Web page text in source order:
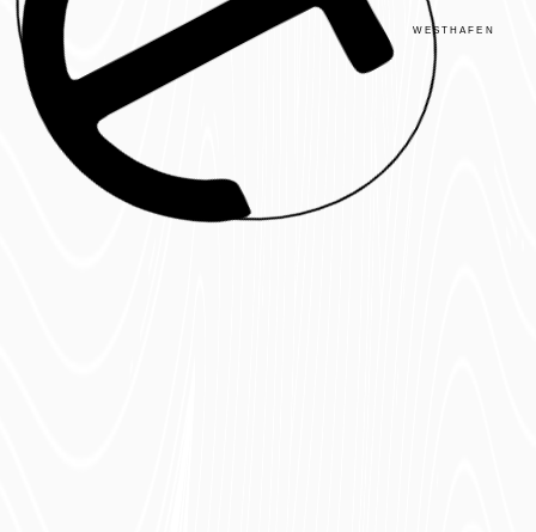
WESTHAFEN